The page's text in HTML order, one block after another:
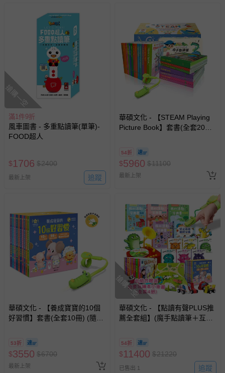
其他常見問題：
運送服務：目前提供的運送僅限台灣本島。如您位於離島地
區，可能會無法配送，或須依據商品需加收離島運費。廠商
亦保留出貨與否的權利。離島、偏遠地區、樓層親送等加價
費用，可能會另需加收。
商品實際的配達日期，可於訂單個人資料內的查詢訂單內，
已出貨通知之訊息為主。
如您收到商品，請依正常流程檢查是否完好，若商品遇瑕疵
情形，您可申請更換新品或退貨，請見：
退貨的辦理流程
若您對於會員帳號、商品訂購與資訊、購物流程、付款方
式、折價券與購物金的使用、退貨及商品運送方式等有疑
媽咪愛客服中心。
預購商品：預購為海外同步代購，遇缺貨即會通知媽咪並協
助取消退款事宜。
會主動以簡訊及mail通知訂單取消事宜，並將提供適當補
償。
搶購一空
滿1件9折
風車圖書 - 多重點讀筆(單筆)-
FOOD超人
$1706 $2400
最新上架 追蹤
華碩文化 - 【STEAM Playing
Picture Book】套書(全套20冊)
54折
$5960 $11100
最新上架
華碩文化 - 【養成寶寶的10個
好習慣】套書(全套10冊) (隨書
53折
$3550 $6700
最新上架
搶購一空
華碩文化 - 【點讀有聲PLUS推
薦全套組】(魔手點讀筆＋互動
寶寶情緒留聲機＋【STEAM教
養遊戲繪本】(全套20冊) ＋
【養成寶寶的10個好習慣】套
書(全套10冊) (隨書附贈寶寶好
54折
$11400 $21220
已售出 1 追蹤